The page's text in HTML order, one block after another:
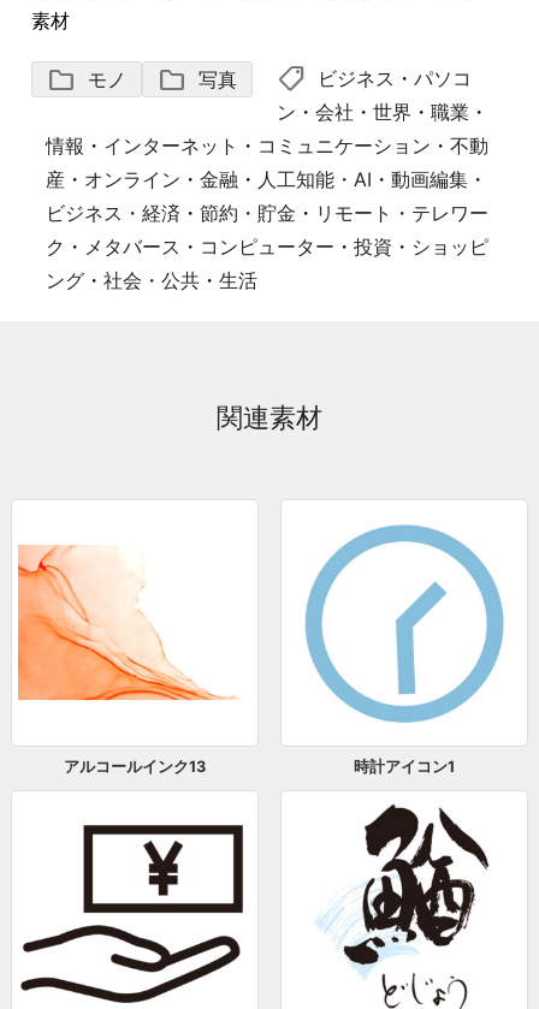
素材
folder モノ folder 写真 shoppingmode ビジネス ・パソコ
ン ・会社 ・世界 ・職業 ・
情報 ・ インターネット ・ コミュニケーション ・ 不動
産・ オンライン ・ 金融 ・ 人工知能・AI ・ 動画編集・
ビジネス・経済 ・ 節約・貯金 ・ リモート・テレワー
ク ・ メタバース ・ コンピューター ・ 投資 ・ ショッピ
ング・ 社会・公共・ 生活
関連素材
アルコールインク13 時計アイコン1